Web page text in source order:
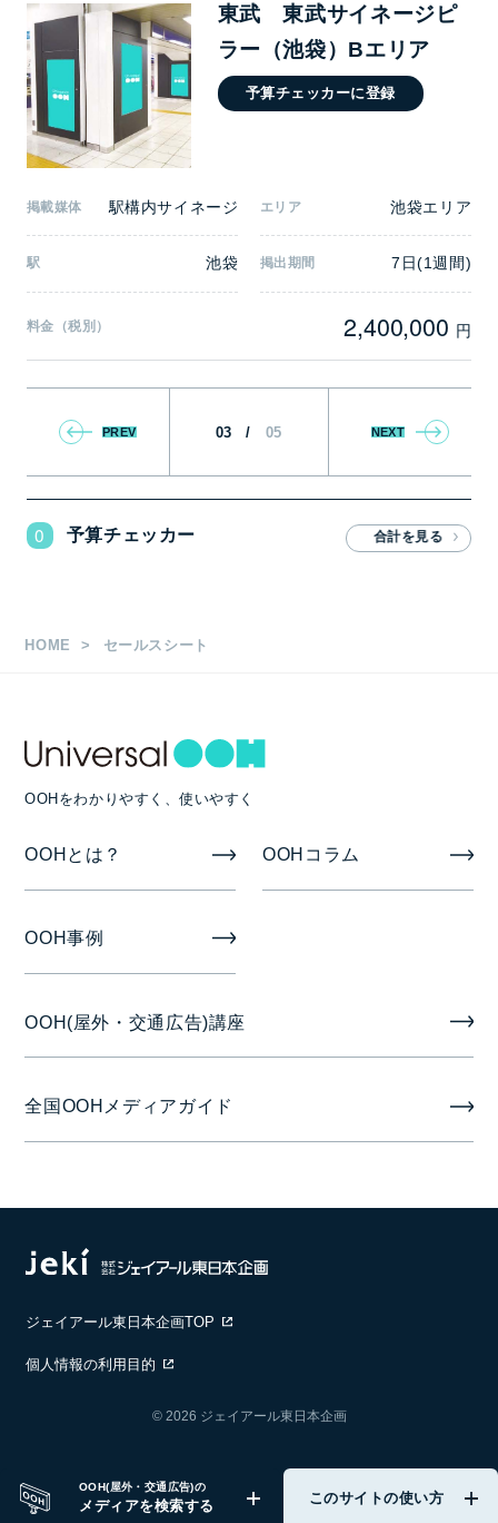
OOH(屋外・交通広告)の
メディアを検索する このサイトの使い方
東武 東武サイネージピ
ラー（池袋）Bエリア
予算チェッカーに登録
掲載媒体 駅構内サイネージ エリア 池袋エリア
駅 池袋 掲出期間 7日(1週間)
料金（税別） 2,400,000 円
PREV 03 / 05 NEXT
予算チェッカー
0
HOME セールスシート
OOHをわかりやすく、使いやすく
OOHとは？ OOHコラム
OOH事例
OOH(屋外・交通広告)講座
全国OOHメディアガイド
ジェイアール東日本企画TOP
個人情報の利用目的
© 2026 ジェイアール東日本企画